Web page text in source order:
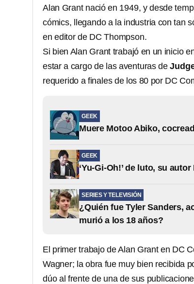
Alan Grant nació en 1949, y desde
cómics, llegando a la industria con tan
en editor de DC Thompson.
Si bien Alan Grant trabajó en un inicio
estar a cargo de las aventuras de
requerido a finales de los 80 por DC
GEEK
Muere Motoo Abiko,
GEEK
‘Yu-Gi-Oh!’ de luto, su
SERIES Y TELEVISIÓN
¿Quién fue Tyler Sanders,
murió a los 18 años?
El primer trabajo de Alan Grant en DC
Wagner; la obra fue muy bien recibida
dúo al frente de una de sus